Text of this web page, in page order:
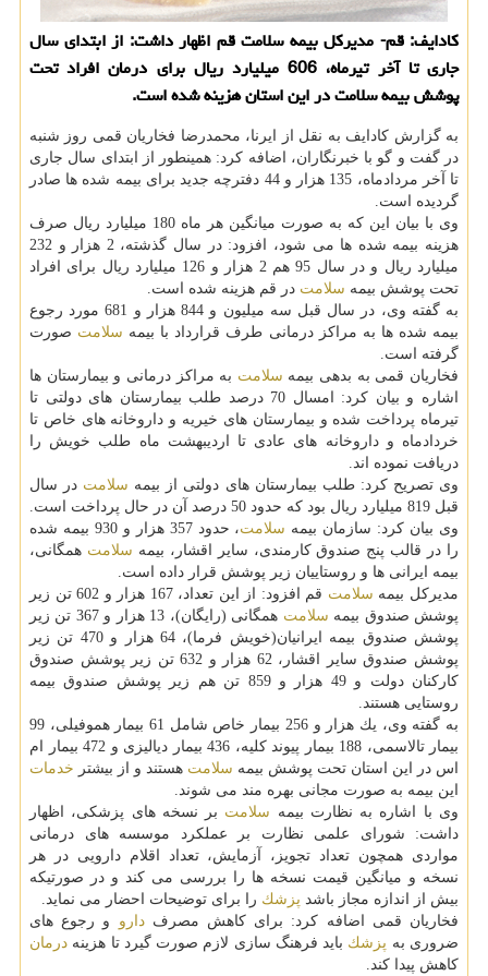
كادایف: قم- مدیركل بیمه سلامت قم اظهار داشت: از ابتدای سال
جاری تا آخر تیرماه، 606 میلیارد ریال برای درمان افراد تحت
پوشش بیمه سلامت در این استان هزینه شده است.
به گزارش كادایف به نقل از ایرنا، محمدرضا فخاریان قمی روز شنبه
در گفت و گو با خبرنگاران، اضافه كرد: همینطور از ابتدای سال جاری
تا آخر مردادماه، 135 هزار و 44 دفترچه جدید برای بیمه شده ها صادر
گردیده است.
وی با بیان این كه به صورت میانگین هر ماه 180 میلیارد ریال صرف
هزینه بیمه شده ها می شود، افزود: در سال گذشته، 2 هزار و 232
میلیارد ریال و در سال 95 هم 2 هزار و 126 میلیارد ریال برای افراد
تحت پوشش بیمه سلامت در قم هزینه شده است.
به گفته وی، در سال قبل سه میلیون و 844 هزار و 681 مورد رجوع
بیمه شده ها به مراكز درمانی طرف قرارداد با بیمه سلامت صورت
گرفته است.
فخاریان قمی به بدهی بیمه سلامت به مراكز درمانی و بیمارستان ها
اشاره و بیان كرد: امسال 70 درصد طلب بیمارستان های دولتی تا
تیرماه پرداخت شده و بیمارستان های خیریه و داروخانه های خاص تا
خردادماه و داروخانه های عادی تا اردیبهشت ماه طلب خویش را
دریافت نموده اند.
وی تصریح كرد: طلب بیمارستان های دولتی از بیمه سلامت در سال
قبل 819 میلیارد ریال بود كه حدود 50 درصد آن در حال پرداخت است.
وی بیان كرد: سازمان بیمه سلامت
، حدود 357 هزار و 930 بیمه شده
را در قالب پنج صندوق كارمندی، سایر اقشار، بیمه سلامت همگانی،
بیمه ایرانی ها و روستاییان زیر پوشش قرار داده است.
مدیركل بیمه سلامت
قم افزود: از این تعداد، 167 هزار و 602 تن زیر
پوشش صندوق بیمه سلامت
همگانی (رایگان)، 13 هزار و 367 تن زیر
پوشش صندوق بیمه ایرانیان(خویش فرما)، 64 هزار و 470 تن زیر
پوشش صندوق سایر اقشار، 62 هزار و 632 تن زیر پوشش صندوق
كاركنان دولت و 49 هزار و 859 تن هم زیر پوشش صندوق بیمه
روستایی هستند.
به گفته وی، یك هزار و 256 بیمار خاص شامل 61 بیمار هموفیلی، 99
بیمار تالاسمی، 188 بیمار پیوند كلیه، 436 بیمار دیالیزی و 472 بیمار ام
اس در این استان تحت پوشش بیمه سلامت هستند و از بیشتر خدمات
این بیمه به صورت مجانی بهره مند می شوند.
وی با اشاره به نظارت بیمه سلامت بر نسخه های پزشكی، اظهار
داشت: شورای علمی نظارت بر عملكرد موسسه های درمانی
مواردی همچون تعداد تجویز، آزمایش، تعداد اقلام دارویی در هر
نسخه و میانگین قیمت نسخه ها را بررسی می كند و در صورتیكه
بیش از اندازه مجاز باشد پزشك را برای توضیحات احضار می نماید.
فخاریان قمی اضافه كرد: برای كاهش مصرفدارو و رجوع های
ضروری به پزشك باید فرهنگ سازی لازم صورت گیرد تا هزینه درمان
كاهش پیدا كند.